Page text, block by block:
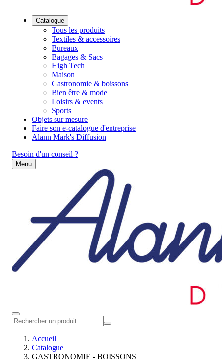
Catalogue
Tous les produits
Textiles & accessoires
Bureaux
Bagages & Sacs
High Tech
Maison
Gastronomie & boissons
Bien être & mode
Loisirs & events
Sports
Objets sur mesure
Faire son e-catalogue d'entreprise
Alann Mark's Diffusion
Besoin d'un conseil ?
Menu
Accueil
Catalogue
GASTRONOMIE - BOISSONS